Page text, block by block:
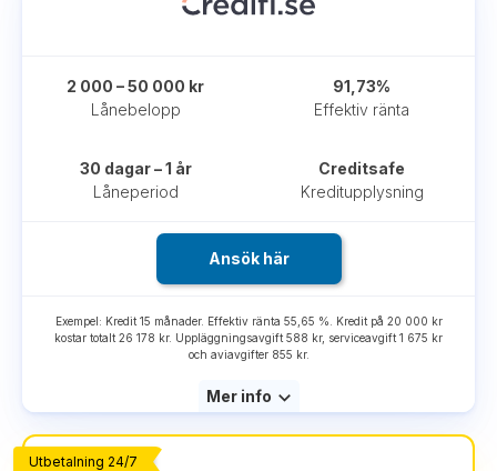
Lånebelopp
2 000 – 50 000 kr
Effektiv ränta
91,73%
Låneperiod
30 dagar – 1 år
Kreditupplysning
Creditsafe
Ansök här
Exempel: Kredit 15 månader. Effektiv ränta 55,65 %. Kredit på 20 000 kr
kostar totalt 26 178 kr. Uppläggningsavgift 588 kr, serviceavgift 1 675 kr
och aviavgifter 855 kr.
Mer info
Utbetalning 24/7